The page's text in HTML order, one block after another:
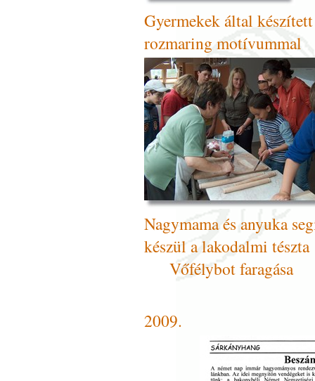
Gyermekek által
rozmaring motívummal
Nagymama és anyuka
készül a
Vőfélybot faragása
2009.